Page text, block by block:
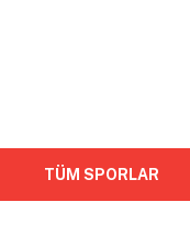
TÜM SPORLAR